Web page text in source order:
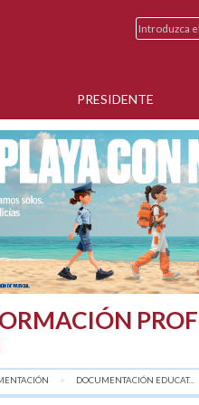
PRESIDENTE
DOCUMENTACIÓN EDUCAT...